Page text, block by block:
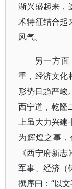
渐兴盛起来，
术特征结合起
风气。
另一方
重，经济文化
形势日趋严峻
西宁道，乾隆
上虽大力兴建
为辉煌之事
《西宁府新
军事、经济（
撰序曰：“以